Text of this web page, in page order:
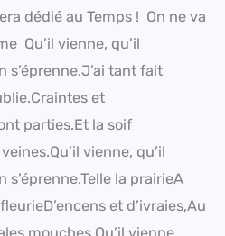
dédié au Temps ! On ne va
Qu’il vienne, qu’il
s’éprenne.J’ai tant fait
et
parties.Et la soif
vienne, qu’il
la prairieA
et d’ivraies,Au